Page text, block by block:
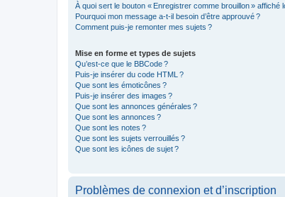
À quoi sert le bouton « Enregistrer comme brouillon » affiché
Pourquoi mon message a-t-il besoin d’être approuvé ?
Comment puis-je remonter mes sujets ?
Mise en forme et types de sujets
Qu’est-ce que le BBCode ?
Puis-je insérer du code HTML ?
Que sont les émoticônes ?
Puis-je insérer des images ?
Que sont les annonces générales ?
Que sont les annonces ?
Que sont les notes ?
Que sont les sujets verrouillés ?
Que sont les icônes de sujet ?
Problèmes de connexion et d’inscription